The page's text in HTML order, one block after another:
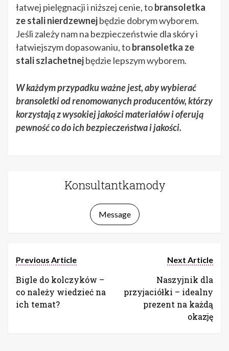
łatwej pielęgnacji i niższej cenie, tobransoletka
ze stali nierdzewnejbędzie dobrym wyborem.
Jeśli zależy nam na bezpieczeństwie dla skóry i
łatwiejszym dopasowaniu, tobransoletka ze
stali szlachetnejbędzie lepszym wyborem.
W każdym przypadku ważne jest, aby wybierać
bransoletki od renomowanych producentów, którzy
korzystają z wysokiej jakości materiałów i oferują
pewność co do ich bezpieczeństwa i jakości.
Konsultantkamody
Message
Previous Article
Bigle do kolczyków –
co należy wiedzieć na
ich temat?
Next Article
Naszyjnik dla
przyjaciółki – idealny
prezent na każdą
okazję